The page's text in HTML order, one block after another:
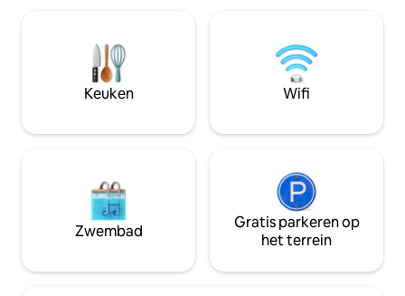
twee auto 's. Het heeft een ruimte met
fauteuils en chill-out banken in het
seizoen en twee veranda 's. Twee uur
van Madrid met de auto.
één kilo, en deze
de reservering
zodat de
worden.
Keuken Wifi
Zwembad
Gratis parkeren op
het terrein